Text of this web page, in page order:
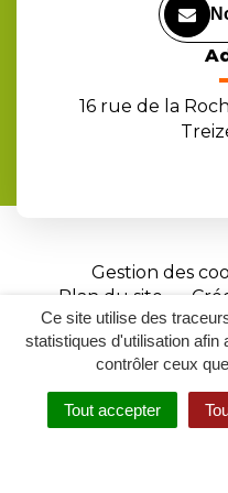
Ce site utilise des
statistiques d'utilisation afin
contrôler ceux
Tout accepter
16 rue de la
Gestion des
Plan du site